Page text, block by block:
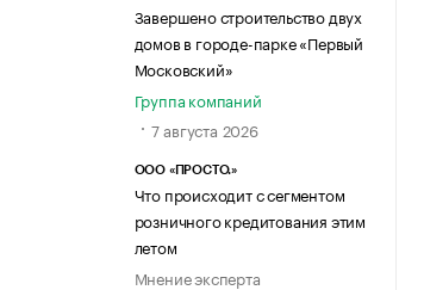
Завершено строительство двух
домов в городе-парке «Первый
Московский»
Группа компаний
7 августа 2026
ООО «ПРОСТО.»
Что происходит с сегментом
розничного кредитования этим
летом
Мнение эксперта